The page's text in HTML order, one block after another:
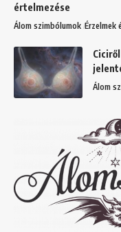
értelmezése
Álom szimbólumok Érzelmek
Álom